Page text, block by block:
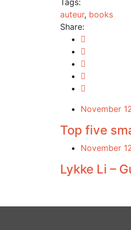
auteur, books
Share:
November
Top five
November
Lykke Li –